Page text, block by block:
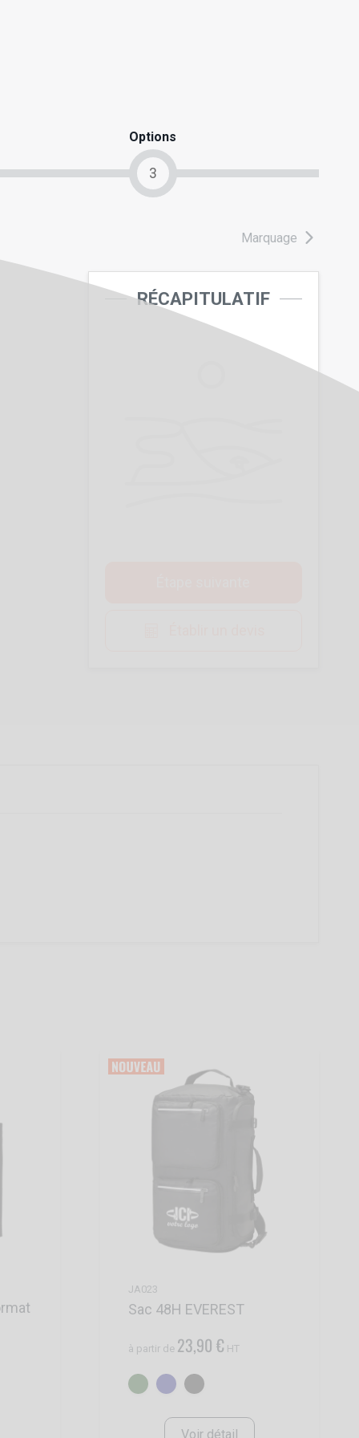
3
Options
Marquage
RÉCAPITULATIF
JA023
Sac 48H EVEREST
à partir de 23,90 € HT
Voir détail